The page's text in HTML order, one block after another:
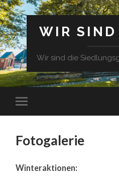
WIR SIND
Wir sind die
Fotogalerie
Winteraktionen: